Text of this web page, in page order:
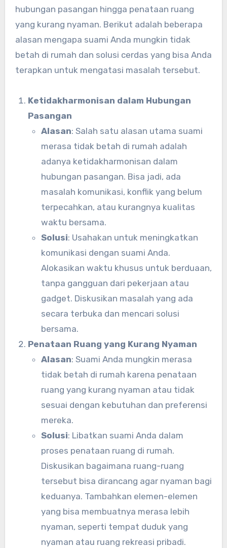
hubungan pasangan hingga penataan ruang
yang kurang nyaman. Berikut adalah beberapa
alasan mengapa suami Anda mungkin tidak
betah di rumah dan solusi cerdas yang bisa Anda
terapkan untuk mengatasi masalah tersebut.
Ketidakharmonisan dalam Hubungan
Pasangan
Alasan: Salah satu alasan utama suami
merasa tidak betah di rumah adalah
adanya ketidakharmonisan dalam
hubungan pasangan. Bisa jadi, ada
masalah komunikasi, konflik yang belum
terpecahkan, atau kurangnya kualitas
waktu bersama.
Solusi: Usahakan untuk meningkatkan
komunikasi dengan suami Anda.
Alokasikan waktu khusus untuk berduaan,
tanpa gangguan dari pekerjaan atau
gadget. Diskusikan masalah yang ada
secara terbuka dan mencari solusi
bersama.
Penataan Ruang yang Kurang Nyaman
Alasan: Suami Anda mungkin merasa
tidak betah di rumah karena penataan
ruang yang kurang nyaman atau tidak
sesuai dengan kebutuhan dan preferensi
mereka.
Solusi: Libatkan suami Anda dalam
proses penataan ruang di rumah.
Diskusikan bagaimana ruang-ruang
tersebut bisa dirancang agar nyaman bagi
keduanya. Tambahkan elemen-elemen
yang bisa membuatnya merasa lebih
nyaman, seperti tempat duduk yang
nyaman atau ruang rekreasi pribadi.